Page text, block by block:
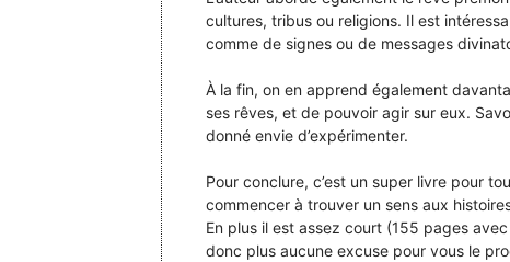
cultures, tribus ou religions. Il est
comme de signes ou de messages
À la fin, on en apprend également
ses rêves, et de pouvoir agir sur eux.
donné envie d’expérimenter.
Pour conclure, c’est un super livre pour
commencer à trouver un sens aux
En plus il est assez court (155 pages
donc plus aucune excuse pour vous le